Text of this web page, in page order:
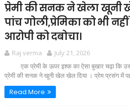
प्रेमी की सनक ने खेला खूनी
पांच गोली,प्रेमिका को भी
आरोपी को दबोचा।
Raj verma
July 21, 2026
एक प्रेमी के ऊपर इश्क का ऐसा बुखार चढ़ा कि
प्रेमी की सनक ने खूनी खेल खेल दिया । प्रेम प्रसंग में
Read More